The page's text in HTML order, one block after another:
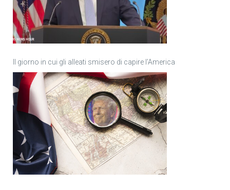
Il giorno in cui gli alleati smisero di capire l’America